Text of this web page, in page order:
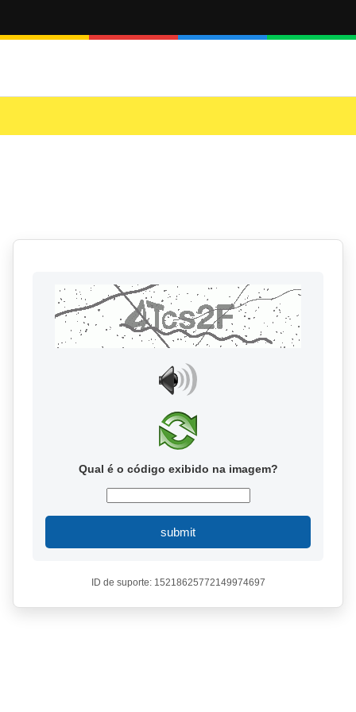
Qual é o código exibido na imagem?
submit
ID de suporte: 15218625772149974697